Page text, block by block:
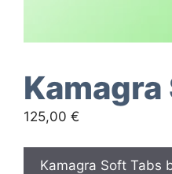
125,00 €
Kamagra Soft Tabs